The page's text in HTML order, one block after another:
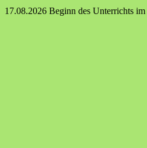
17.08.2026 Beginn des Unterrichts